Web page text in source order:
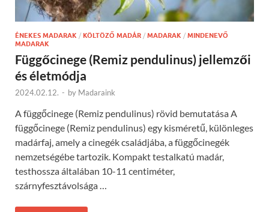
ÉNEKES MADARAK / KÖLTÖZŐ MADÁR / MADARAK / MINDENEVŐ
MADARAK
Függőcinege (Remiz pendulinus) jellemzői
és életmódja
2024.02.12. - by Madaraink
A függőcinege (Remiz pendulinus) rövid bemutatása A
függőcinege (Remiz pendulinus) egy kisméretű, különleges
madárfaj, amely a cinegék családjába, a függőcinegék
nemzetségébe tartozik. Kompakt testalkatú madár,
testhossza általában 10-11 centiméter,
szárnyfesztávolsága …